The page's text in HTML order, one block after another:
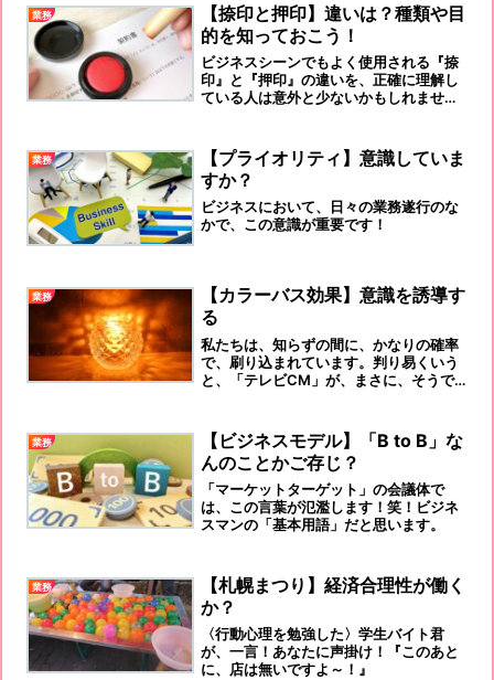
業務
【捺印と押印】違いは？種類や目
的を知っておこう！
ビジネスシーンでもよく使用される『捺
印』と『押印』の違いを、正確に理解し
ている人は意外と少ないかもしれませ
えてきます。笑
業務
【プライオリティ】意識していま
すか？
ビジネスにおいて、日々の業務遂行のな
かで、この意識が重要です！
業務
【カラーバス効果】意識を誘導す
る
私たちは、知らずの間に、かなりの確率
で、刷り込まれています。判り易くいう
と、「テレビCM」が、まさに、そうで
業務
【ビジネスモデル】「B to B」な
んのことかご存じ？
「マーケットターゲット」の会議体で
は、この言葉が氾濫します！笑！ビジネ
スマンの「基本用語」だと思います。
業務
【札幌まつり】経済合理性が働く
か？
〈行動心理を勉強した〉学生バイト君
が、一言！あなたに声掛け！『このあと
に、店は無いですよ～！』